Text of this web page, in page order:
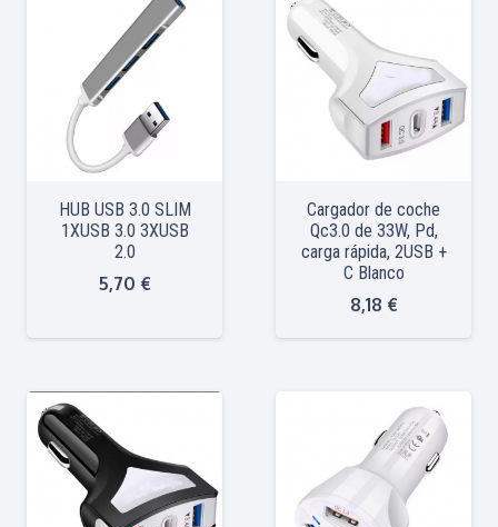
HUB USB 3.0 SLIM
1XUSB 3.0 3XUSB
2.0
5,70 €
Cargador de coche
Qc3.0 de 33W, Pd,
carga rápida, 2USB +
C Blanco
8,18 €